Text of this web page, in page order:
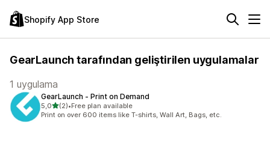
Shopify App Store
GearLaunch tarafından geliştirilen uygulamalar
1 uygulama
GearLaunch ‑ Print on Demand
5,05 yıldız üzerinden
(2)
toplam 2 değerlendirme
•Free plan available
Print on over 600 items like T-shirts, Wall Art, Bags, etc.